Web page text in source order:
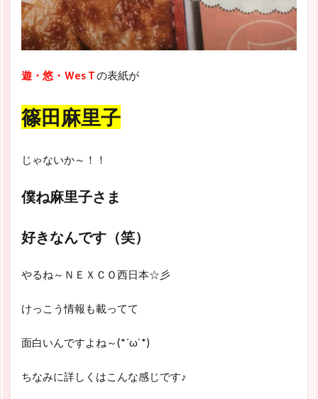
遊・悠・ＷesＴの表紙が
篠田麻里子
じゃないか～！！
僕ね麻里子さま
好きなんです（笑）
やるね～ＮＥＸＣＯ西日本☆彡
けっこう情報も載ってて
面白いんですよね～(*´ω`*)
ちなみに詳しくはこんな感じです♪